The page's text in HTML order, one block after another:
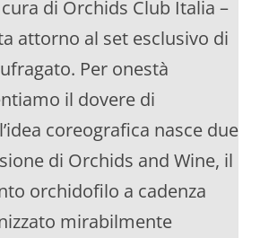
di Orchids Club Italia –
attorno al set esclusivo di
Per onestà
il dovere di
coreografica nasce due
di Orchids and Wine, il
orchidofilo a cadenza
mirabilmente